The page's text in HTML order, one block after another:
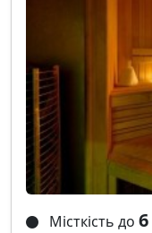
Місткість до 6